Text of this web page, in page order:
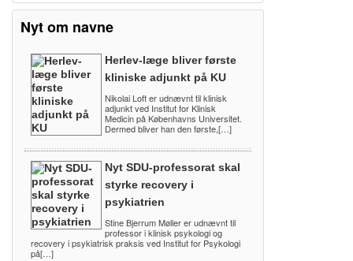
Nyt om navne
Herlev-læge bliver første
kliniske adjunkt på KU
Nikolai Loft er udnævnt til klinisk
adjunkt ved Institut for Klinisk
Medicin på Københavns Universitet.
Dermed bliver han den første,[…]
Nyt SDU-professorat skal
styrke recovery i
psykiatrien
Stine Bjerrum Møller er udnævnt til
professor i klinisk psykologi og
recovery i psykiatrisk praksis ved Institut for Psykologi
på[…]